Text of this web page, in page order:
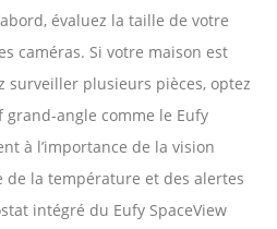
évaluez la taille de votre
caméras. Si votre maison est
surveiller plusieurs pièces, optez
angle comme le Eufy
à l’importance de la vision
de la température et des alertes
intégré du Eufy SpaceView